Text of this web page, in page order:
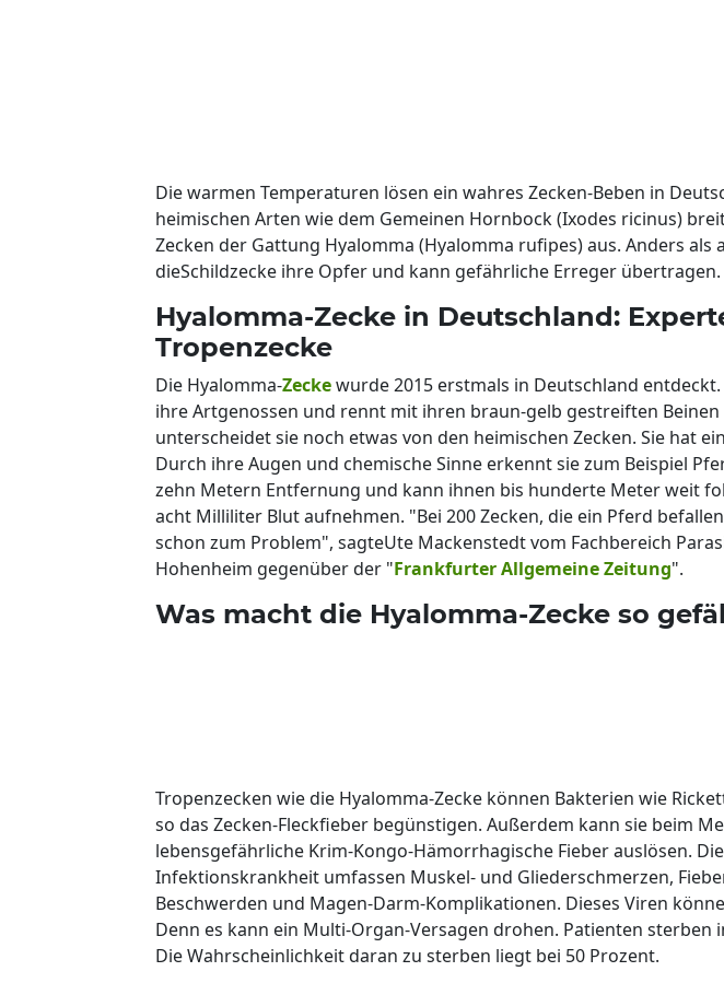
Die warmen Temperaturen lösen ein wahres Zecken-Beben in
heimischen Arten wie dem Gemeinen Hornbock (Ixodes ricinus)
Zecken der Gattung Hyalomma (Hyalomma rufipes) aus. Anders als
dieSchildzecke ihre Opfer und kann gefährliche Erreger übertragen.
Hyalomma-Zecke in Deutschland:
Tropenzecke
Die Hyalomma-Zeckewurde 2015 erstmals in Deutschland
ihre Artgenossen und rennt mit ihren braun-gelb gestreiften
unterscheidet sie noch etwas von den heimischen Zecken. Sie hat
Durch ihre Augen und chemische Sinne erkennt sie zum Beispiel
zehn Metern Entfernung und kann ihnen bis hunderte Meter weit
acht Milliliter Blut aufnehmen. "Bei 200 Zecken, die ein Pferd
schon zum Problem", sagteUte Mackenstedt vom Fachbereich
Hohenheim gegenüber der "Frankfurter Allgemeine Zeitung".
Was macht die Hyalomma-Zecke so
Tropenzecken wie die Hyalomma-Zecke können Bakterien wie
so das Zecken-Fleckfieber begünstigen. Außerdem kann sie beim
lebensgefährliche Krim-Kongo-Hämorrhagische Fieber auslösen.
Infektionskrankheit umfassen Muskel- und Gliederschmerzen,
Beschwerden und Magen-Darm-Komplikationen. Dieses Viren
Denn es kann ein Multi-Organ-Versagen drohen. Patienten sterben
Die Wahrscheinlichkeit daran zu sterben liegt bei 50 Prozent.